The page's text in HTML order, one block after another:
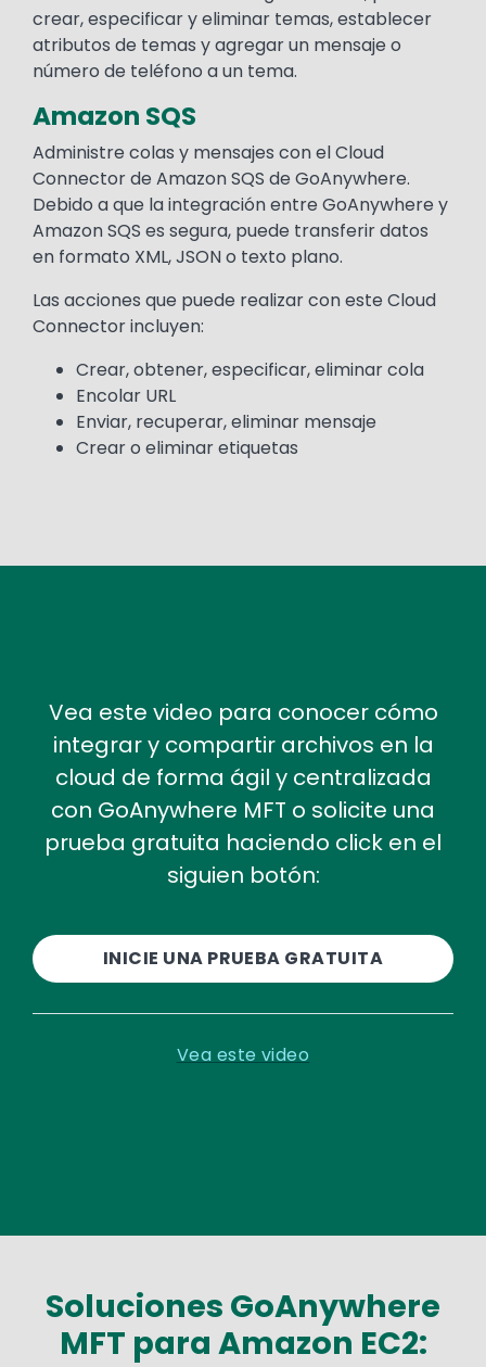
crear, especificar y eliminar temas, establecer
atributos de temas y agregar un mensaje o
número de teléfono a un tema.
Amazon SQS
Administre colas y mensajes con el Cloud
Connector de Amazon SQS de GoAnywhere.
Debido a que la integración entre GoAnywhere y
Amazon SQS es segura, puede transferir datos
en formato XML, JSON o texto plano.
Las acciones que puede realizar con este Cloud
Connector incluyen:
Crear, obtener, especificar, eliminar cola
Encolar URL
Enviar, recuperar, eliminar mensaje
Crear o eliminar etiquetas
Vea este video para conocer cómo
integrar y compartir archivos en la
cloud de forma ágil y centralizada
con GoAnywhere MFT o solicite una
prueba gratuita haciendo click en el
siguien botón:
INICIE UNA PRUEBA GRATUITA
Vea este video
Soluciones GoAnywhere
MFT para Amazon EC2: